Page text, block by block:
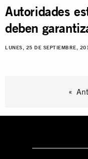
Autoridades
deben
LUNES, 25 DE SEPTIEMBRE,